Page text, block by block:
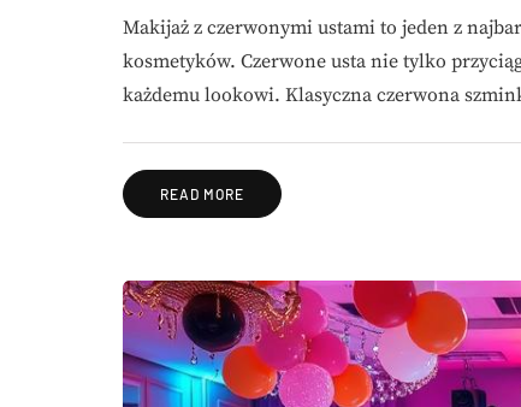
Makijaż z czerwonymi ustami to jeden z
kosmetyków. Czerwone usta nie tylko
każdemu lookowi. Klasyczna czerwona
READ MORE